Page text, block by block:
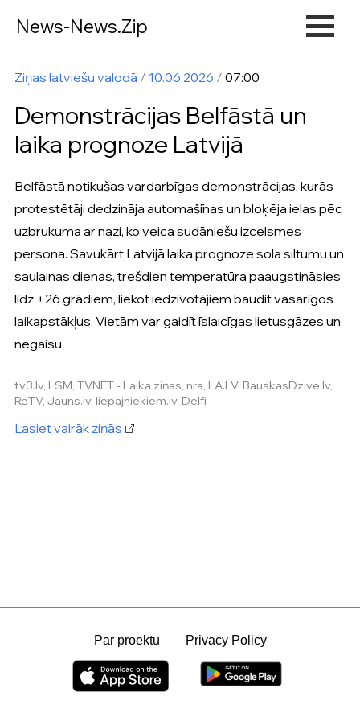
News-News.Zip
Ziņas latviešu valodā / 10.06.2026 / 07:00
Demonstrācijas Belfāstā un
laika prognoze Latvijā
Belfāstā notikušas vardarbīgas demonstrācijas, kurās
protestētāji dedzināja automašīnas un bloķēja ielas pēc
uzbrukuma ar nazi, ko veica sudāniešu izcelsmes
persona. Savukārt Latvijā laika prognoze sola siltumu un
saulainas dienas, trešdien temperatūra paaugstināsies
līdz +26 grādiem, liekot iedzīvotājiem baudīt vasarīgos
laikapstākļus. Vietām var gaidīt īslaicīgas lietusgāzes un
negaisu.
tv3.lv, LSM, TVNET - Laika ziņas, nra, LA.LV, BauskasDzive.lv,
ReTV, Jauns.lv, liepajniekiem.lv, Delfi
Lasiet vairāk ziņās
Par proektu Privacy Policy